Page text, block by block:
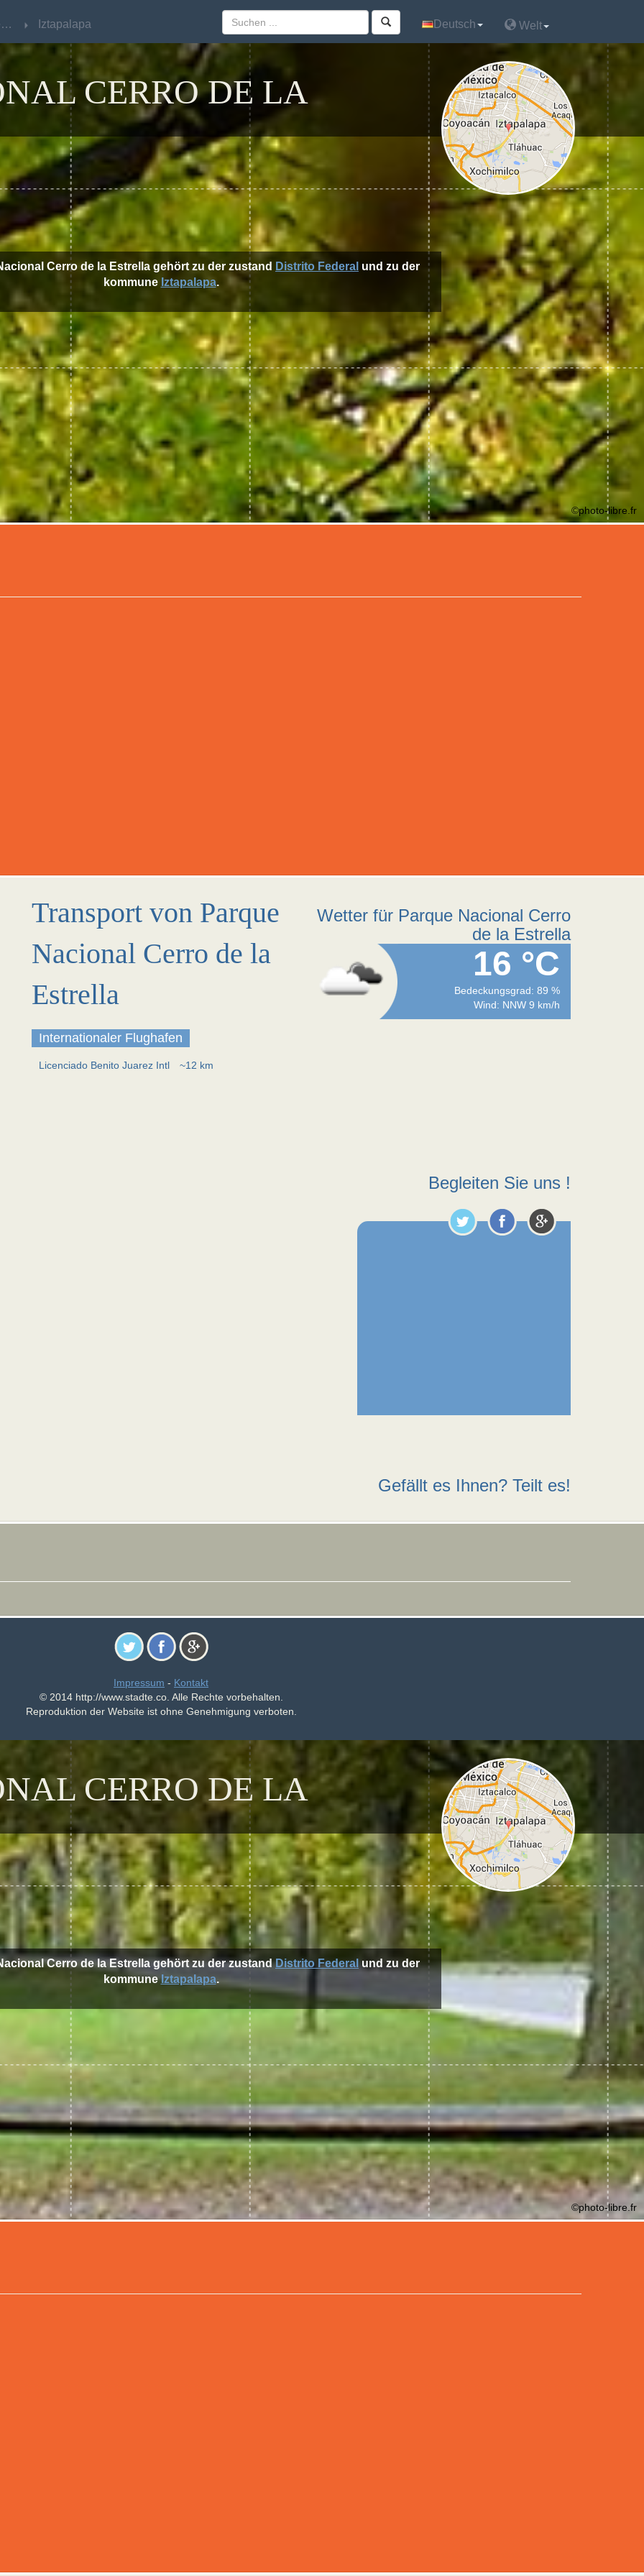
Distrito Federal Iztapalapa Deutsch Welt
CERRO DE LA
Cerro de la Estrella gehört zu der zustand Distrito Federal und zu der
kommune Iztapalapa.
©photo-libre.fr
Transport von Parque
Nacional Cerro de la
Estrella
Internationaler Flughafen
Licenciado Benito Juarez Intl ~12 km
Wetter für Parque Nacional Cerro
de la Estrella
16 °C
Bedeckungsgrad: 89 %
Wind: NNW 9 km/h
Begleiten Sie uns !
Gefällt es Ihnen? Teilt es!
Impressum - Kontakt
© 2014 http://www.stadte.co. Alle Rechte vorbehalten.
Reproduktion der Website ist ohne Genehmigung verboten.
Distrito Federal Iztapalapa Deutsch Welt
CERRO DE LA
Cerro de la Estrella gehört zu der zustandDistrito Federalund zu der
kommuneIztapalapa.
©photo-libre.fr